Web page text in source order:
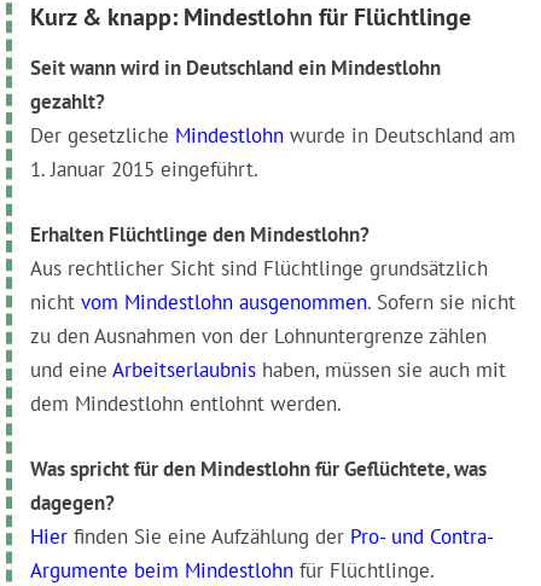
Kurz & knapp: Mindestlohn für Flüchtlinge
Seit wann wird in Deutschland ein Mindestlohn
gezahlt?
Der gesetzliche Mindestlohn wurde in Deutschland am
1. Januar 2015 eingeführt.
Erhalten Flüchtlinge den Mindestlohn?
Aus rechtlicher Sicht sind Flüchtlinge grundsätzlich
nicht vom Mindestlohn ausgenommen. Sofern sie nicht
zu den Ausnahmen von der Lohnuntergrenze zählen
und eine Arbeitserlaubnis haben, müssen sie auch mit
dem Mindestlohn entlohnt werden.
Was spricht für den Mindestlohn für Geflüchtete, was
dagegen?
Hier finden Sie eine Aufzählung der Pro- und Contra-
Argumente beim Mindestlohn für Flüchtlinge.